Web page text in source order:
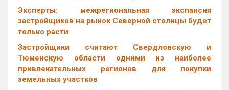
Эксперты: межрегиональная экспансия
застройщиков на рынок Северной столицы будет
только расти
Застройщики считают Свердловскую и
Тюменскую области одними из наиболее
привлекательных регионов для покупки
земельных участков